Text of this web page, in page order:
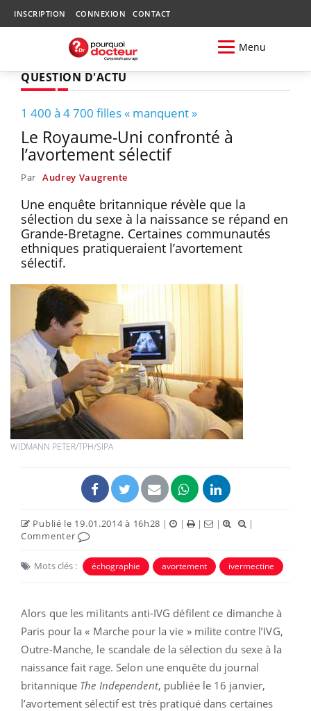
INSCRIPTION CONNEXION CONTACT
Menu
QUESTION D'ACTU
1 400 à 4 700 filles « manquent »
Le Royaume-Uni confronté à
l’avortement sélectif
Par Audrey Vaugrente
Une enquête britannique révèle que la
sélection du sexe à la naissance se répand en
Grande-Bretagne. Certaines communautés
ethniques pratiqueraient l’avortement
sélectif.
WIDMANN PETER/TPH/SIPA
Publié le 19.01.2014 à 16h28 | | | |
|
Commenter
Mots clés : échographie avortement ivermectine
Alors que les militants anti-IVG défilent ce dimanche à
Paris pour la « Marche pour la vie » milite contre l’IVG,
Outre-Manche, le scandale de la sélection du sexe à la
naissance fait rage. Selon une enquête du journal
britannique The Independent, publiée le 16 janvier,
l’avortement sélectif est très pratiqué dans certaines